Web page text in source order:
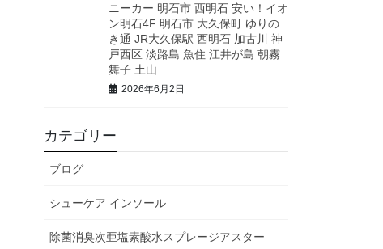
ニーカー 明石市 西明石 安い！イオ
ン明石4F 明石市 大久保町 ゆりの
き通 JR大久保駅 西明石 加古川 神
戸西区 淡路島 魚住 江井が島 朝霧
舞子 土山
2026年6月2日
カテゴリー
ブログ
シューケア インソール
除菌消臭次亜塩素酸水スプレージアスター